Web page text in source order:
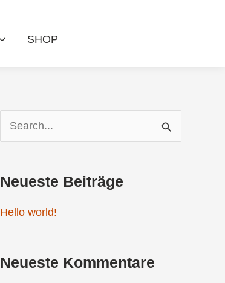
SHOP
c
e
n
Neueste Beiträge
Hello world!
Neueste Kommentare